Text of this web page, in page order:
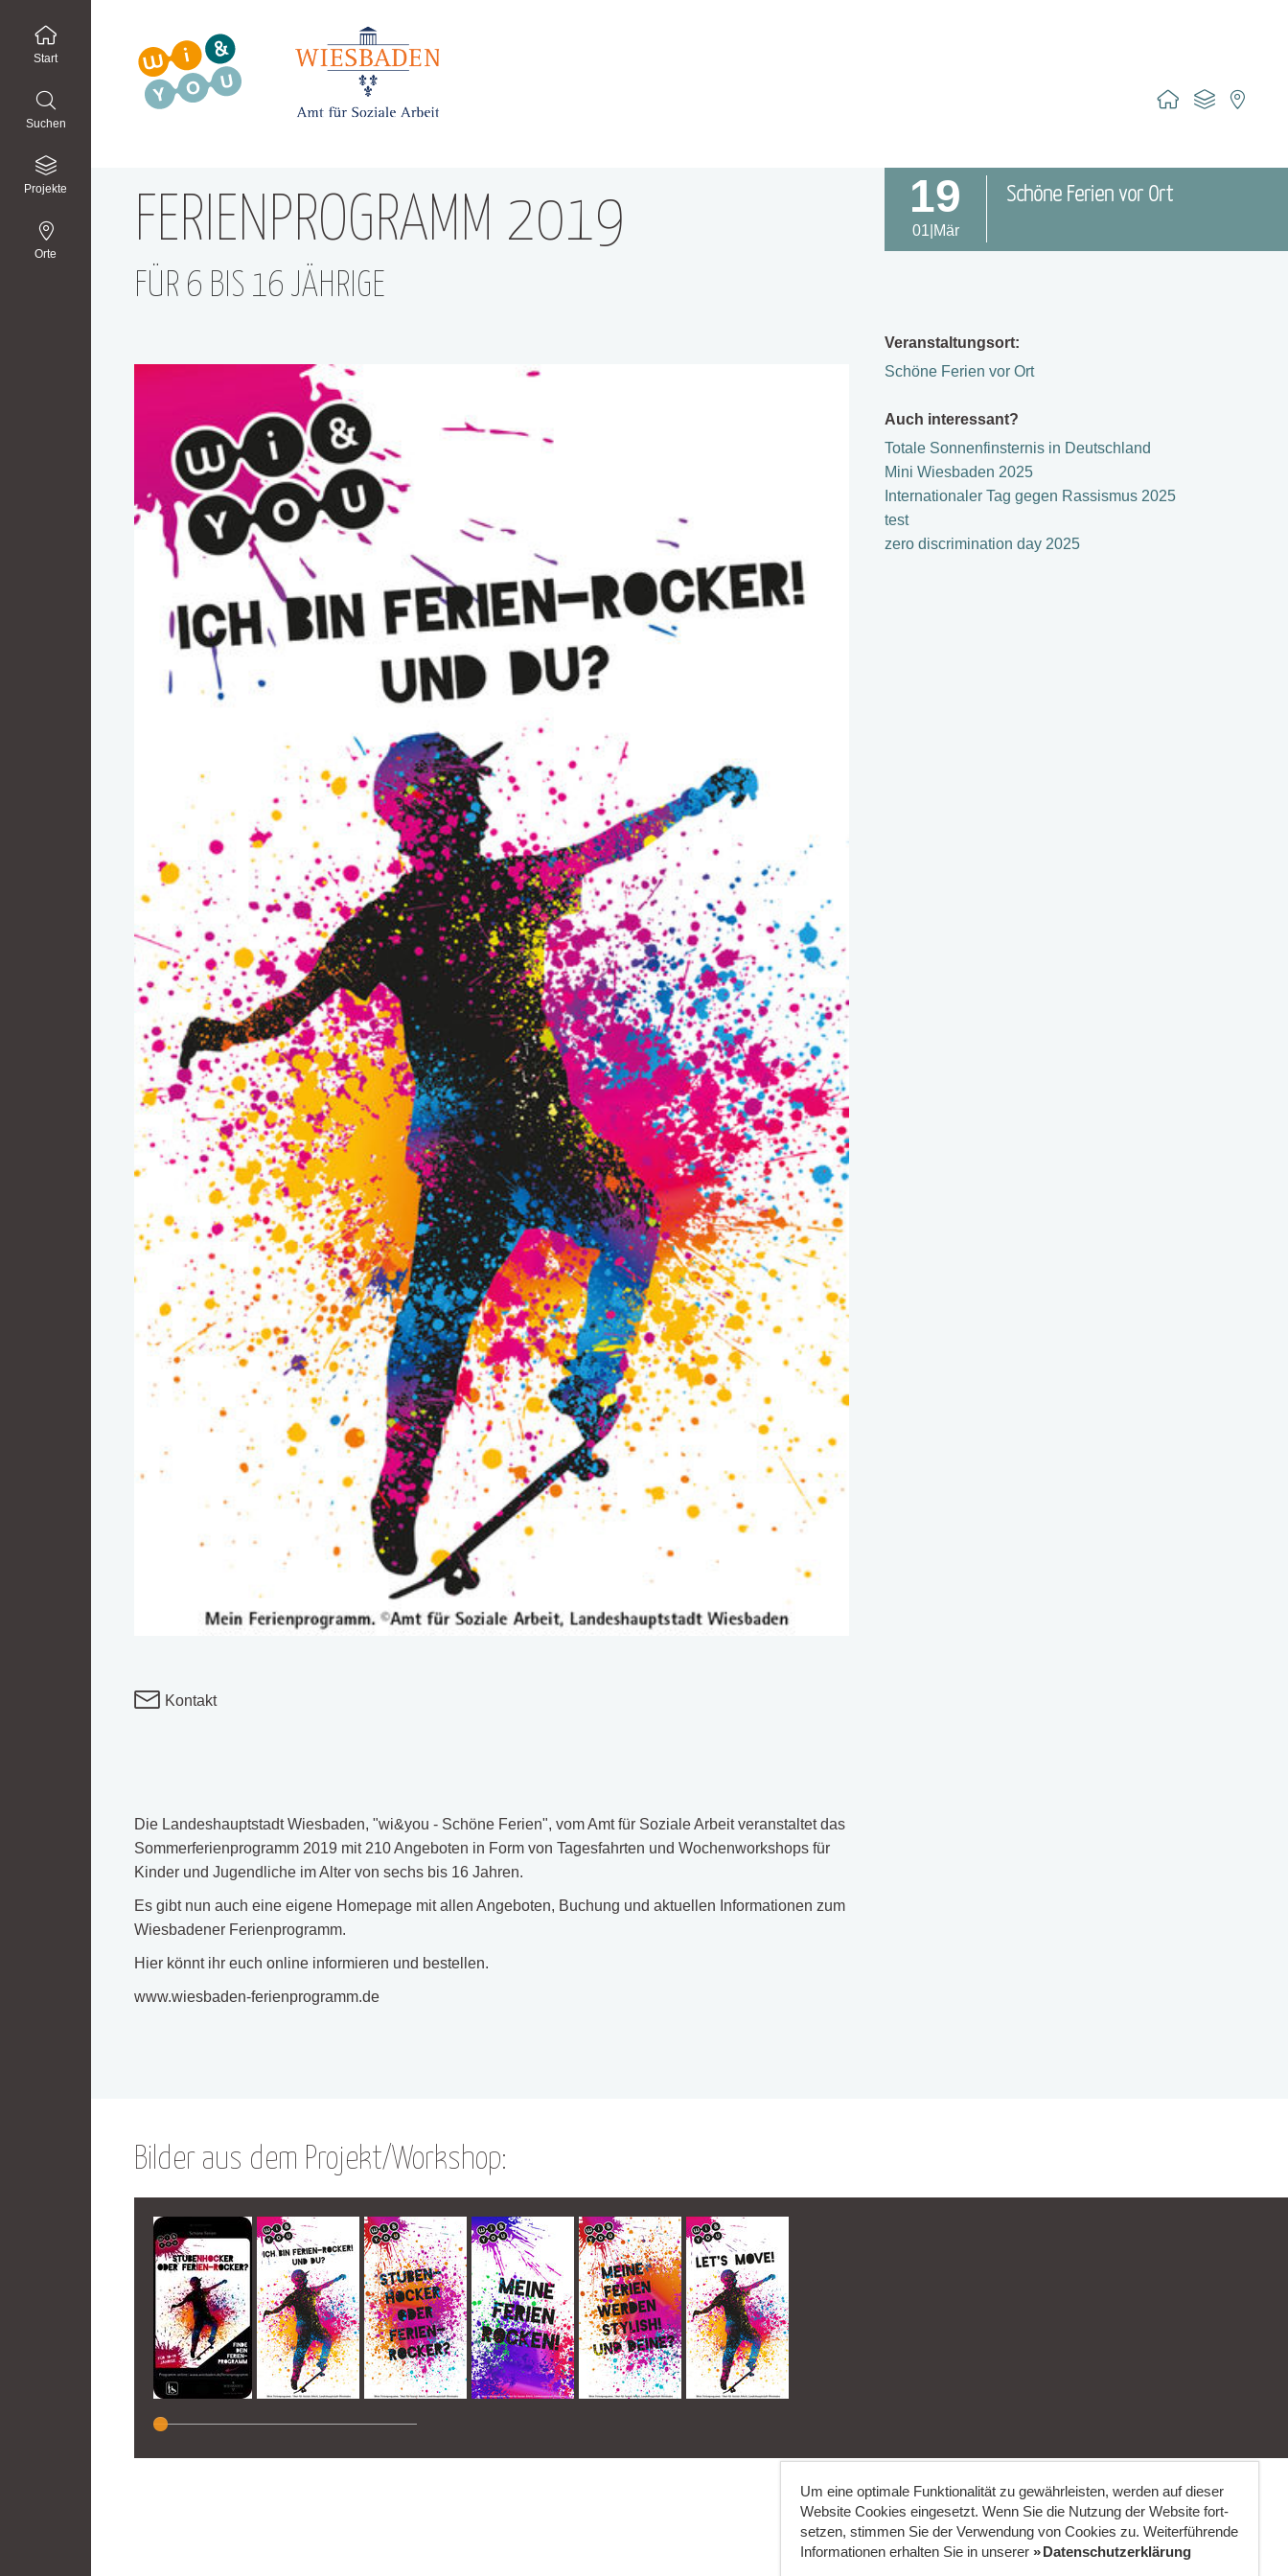
Start
Suchen
Projekte
Orte
FERIENPROGRAMM 2019
FÜR 6 BIS 16 JÄHRIGE
19
01|Mär
Schöne Ferien vor Ort
Kontakt
Die Landeshauptstadt Wiesbaden, "wi&you - Schöne Ferien", vom Amt für Soziale Arbeit veranstaltet das
Sommerferienprogramm 2019 mit 210 Angeboten in Form von Tagesfahrten und Wochenworkshops für
Kinder und Jugendliche im Alter von sechs bis 16 Jahren.
Es gibt nun auch eine eigene Homepage mit allen Angeboten, Buchung und aktuellen Informationen zum
Wiesbadener Ferienprogramm.
Hier könnt ihr euch online informieren und bestellen.
www.wiesbaden-ferienprogramm.de
Veranstaltungsort:
Schöne Ferien vor Ort
Auch interessant?
Totale Sonnenfinsternis in Deutschland
Mini Wiesbaden 2025
Internationaler Tag gegen Rassismus 2025
test
zero discrimination day 2025
Bilder aus dem Projekt/Workshop:
Um eine optimale Funktionalität zu gewährleisten, werden auf dieser
Website Cookies eingesetzt. Wenn Sie die Nutzung der Website fort­
setzen, stimmen Sie der Verwendung von Cookies zu. Weiterführende
Informationen erhalten Sie in unserer
Datenschutzerklärung